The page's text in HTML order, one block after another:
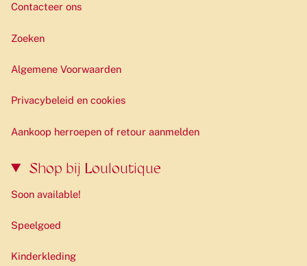
Contacteer ons
Zoeken
Algemene Voorwaarden
Privacybeleid en cookies
Aankoop herroepen of retour aanmelden
Shop bij Louloutique
Soon available!
Speelgoed
Kinderkleding